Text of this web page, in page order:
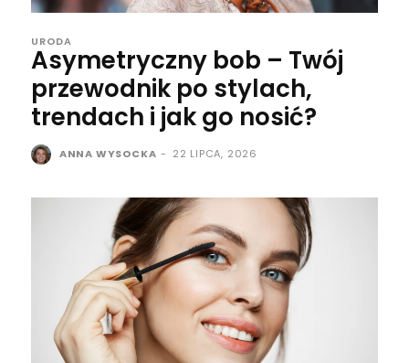
URODA
Asymetryczny bob – Twój
przewodnik po stylach,
trendach i jak go nosić?
ANNA WYSOCKA - 22 LIPCA, 2026